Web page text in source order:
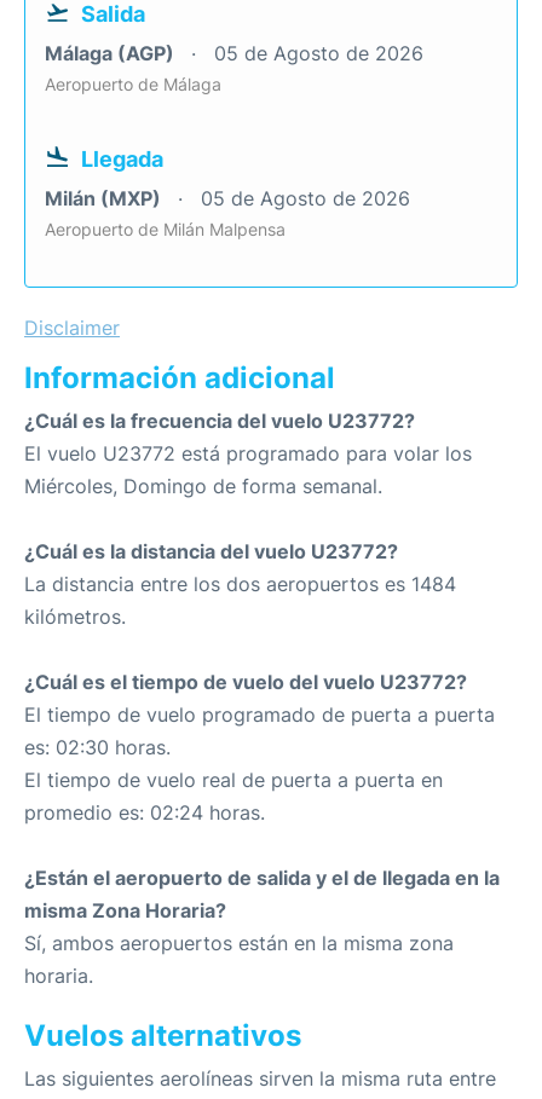
Salida
Málaga (AGP) 05 de Agosto de 2026
Aeropuerto de Málaga
Llegada
Milán (MXP) 05 de Agosto de 2026
Aeropuerto de Milán Malpensa
Disclaimer
Información adicional
¿Cuál es la frecuencia del vuelo U23772?
El vuelo U23772 está programado para volar los
Miércoles, Domingo de forma semanal.
¿Cuál es la distancia del vuelo U23772?
La distancia entre los dos aeropuertos es 1484
kilómetros.
¿Cuál es el tiempo de vuelo del vuelo U23772?
El tiempo de vuelo programado de puerta a puerta
es: 02:30 horas.
El tiempo de vuelo real de puerta a puerta en
promedio es: 02:24 horas.
¿Están el aeropuerto de salida y el de llegada en la
misma Zona Horaria?
Sí, ambos aeropuertos están en la misma zona
horaria.
Vuelos alternativos
Las siguientes aerolíneas sirven la misma ruta entre